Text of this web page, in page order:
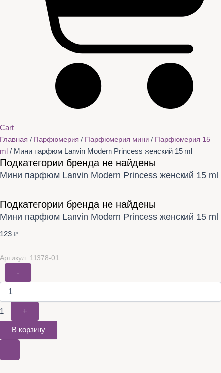
Cart
Главная / Парфюмерия / Парфюмерия мини / Парфюмерия 15
ml / Мини парфюм Lanvin Modern Princess женский 15 ml
Подкатегории бренда не найдены
Мини парфюм Lanvin Modern Princess женский 15 ml
Подкатегории бренда не найдены
Мини парфюм Lanvin Modern Princess женский 15 ml
123 ₽
Артикул: 11378-01
-
1 +
В корзину